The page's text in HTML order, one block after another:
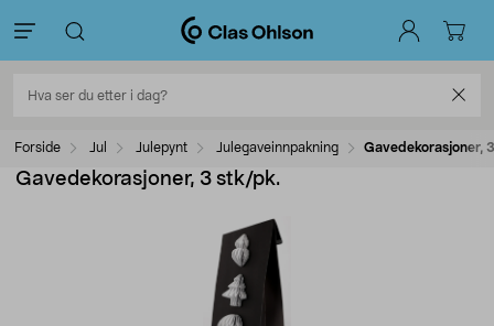
Forside Jul Julepynt Julegaveinnpakning Gavedekorasjoner,
Gavedekorasjoner, 3 stk/pk.